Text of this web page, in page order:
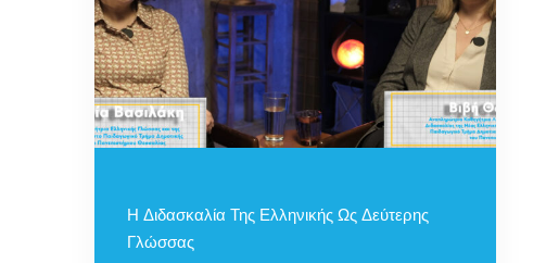
Η Διδασκαλία Της Ελληνικής Ως Δεύτερης
Γλώσσας